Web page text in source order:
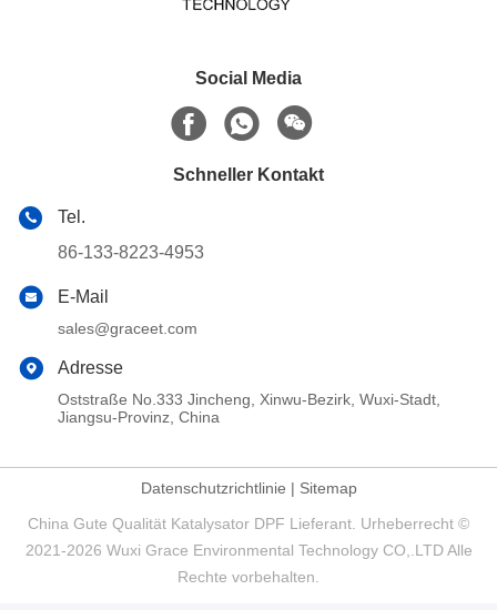
Social Media
Schneller Kontakt
Tel.
86-133-8223-4953
E-Mail
sales@graceet.com
Adresse
Oststraße No.333 Jincheng, Xinwu-Bezirk, Wuxi-Stadt,
Jiangsu-Provinz, China
Datenschutzrichtlinie | Sitemap
China Gute Qualität Katalysator DPF Lieferant. Urheberrecht ©
2021-2026 Wuxi Grace Environmental Technology CO,.LTD Alle
Rechte vorbehalten.